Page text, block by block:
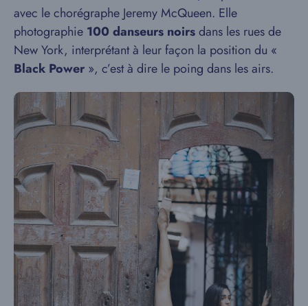
avec le chorégraphe Jeremy McQueen. Elle
photographie 100 danseurs noirsdans les rues de
New York, interprétant à leur façon la position du «
Black Power », c’est à dire le poing dans les airs.